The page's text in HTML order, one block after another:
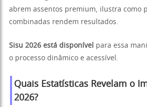
abrem assentos premium, ilustra como
combinadas rendem resultados.
Sisu 2026 está disponível
para essa
o processo dinâmico e acessível.
Quais Estatísticas Revelam o
2026?